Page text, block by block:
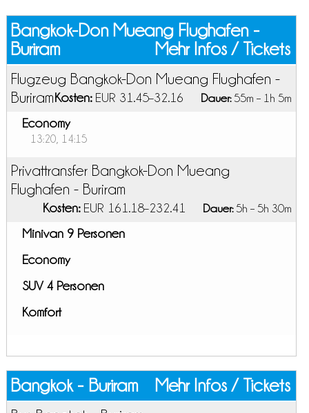
Bangkok-Don Mueang Flughafen -
Buriram
Mehr Infos / Tickets
Flugzeug Bangkok-Don Mueang Flughafen -
BuriramKosten:EUR 31.45–32.16 Dauer:55m – 1h 5m
Economy
13:20, 14:15
Privattransfer Bangkok-Don Mueang
Flughafen - Buriram
Kosten:EUR 161.18–232.41 Dauer:5h – 5h 30m
Minivan 9 Personen
Economy
SUV 4 Personen
Komfort
Bangkok - Buriram Mehr Infos / Tickets